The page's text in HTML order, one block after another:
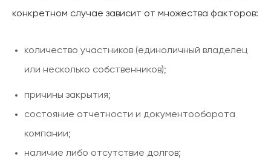
конкретном случае зависит от множества факторов:
количество участников (единоличный владелец
или несколько собственников);
причины закрытия;
состояние отчетности и документооборота
компании;
наличие либо отсутствие долгов;